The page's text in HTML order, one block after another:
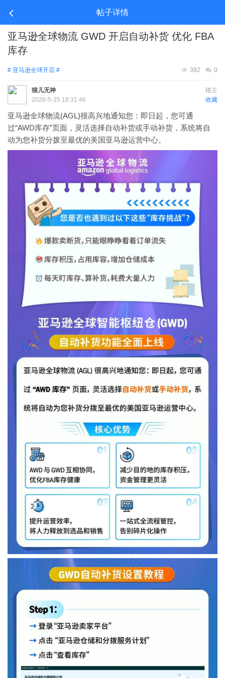
帖子详情
亚马逊全球物流 GWD 开启自动补货 优化 FBA
库存
# 亚马逊全球开店 # 0
392
楼主
猫儿无神
收藏
2026-5-25 18:31:46
亚马逊全球物流(AGL)很高兴地通知您：即日起，您可通
过“AWD库存”页面，灵活选择自动补货或手动补货，系统将自
动为您补货分拨至最优的美国亚马逊运营中心。